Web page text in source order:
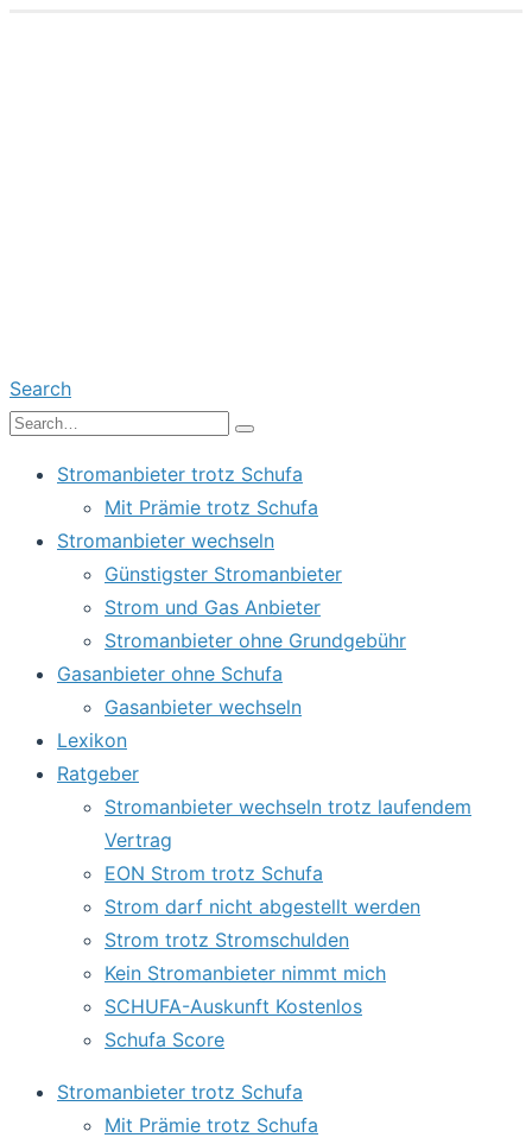
Search
Stromanbieter trotz Schufa
Mit Prämie trotz Schufa
Stromanbieter wechseln
Günstigster Stromanbieter
Strom und Gas Anbieter
Stromanbieter ohne Grundgebühr
Gasanbieter ohne Schufa
Gasanbieter wechseln
Lexikon
Ratgeber
Stromanbieter wechseln trotz laufendem
Vertrag
EON Strom trotz Schufa
Strom darf nicht abgestellt werden
Strom trotz Stromschulden
Kein Stromanbieter nimmt mich
SCHUFA-Auskunft Kostenlos
Schufa Score
Stromanbieter trotz Schufa
Mit Prämie trotz Schufa